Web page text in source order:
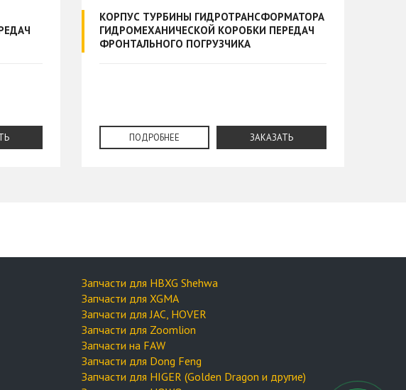
КОРПУС ТУРБИНЫ ГИДРОТРАНСФОРМАТОРА
ГИДРОМЕХАНИЧЕСКОЙ КОРОБКИ ПЕРЕДАЧ
ФРОНТАЛЬНОГО ПОГРУЗЧИКА
ПОДРОБНЕЕ ЗАКАЗАТЬ
Запчасти для HBXG Shehwa
Запчасти для XGMA
Запчасти для JAC, HOVER
Запчасти для Zoomlion
Запчасти на FAW
Запчасти для Dong Feng
Запчасти для HIGER (Golden Dragon и другие)